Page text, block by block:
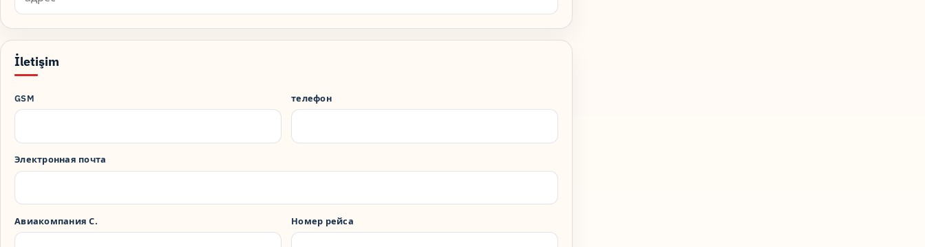
İletişim
GSM телефон
Электронная почта
Авиакомпания С. Номер рейса